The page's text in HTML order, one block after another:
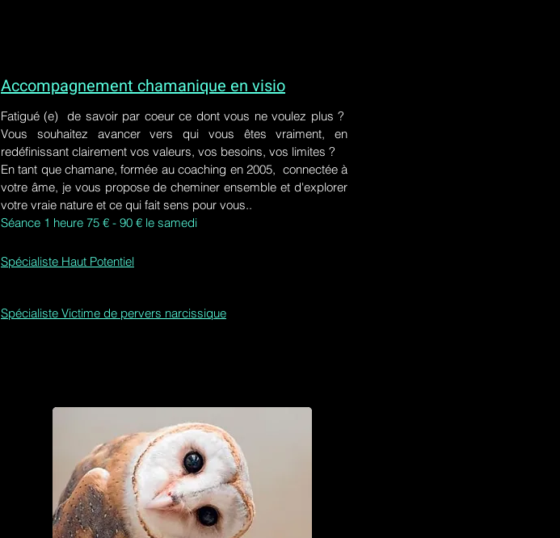
Accompagnement chamanique en visio
Fatigué (e) de savoir par coeur ce dont vous ne voulez plus ?
Vous souhaitez avancer vers qui vous êtes vraiment, en
redéfinissant clairement vos valeurs, vos besoins, vos limites ?
En tant que chamane, formée au coaching en 2005, connectée à
votre âme, je vous propose de cheminer ensemble et d'explorer
votre vraie nature et ce qui fait sens pour vous..
Séance 1 heure 75 € - 90 € le samedi
Spécialiste Haut Potentiel
Spécialiste Victime de pervers narcissique